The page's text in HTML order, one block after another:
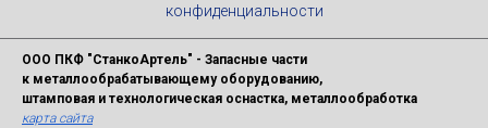
конфиденциальности
ООО ПКФ "СтанкоАртель" - Запасные части
к металлообрабатывающему оборудованию,
штамповая и технологическая оснастка, металлообработка
карта сайта